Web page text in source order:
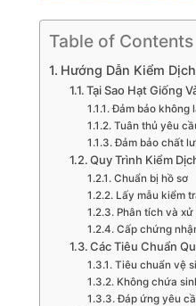
Table of Contents
Hướng Dẫn Kiểm
Tại Sao Hạt Giống
Đảm bảo không
Tuân thủ yêu
Đảm bảo chất
Quy Trình Kiểm
Chuẩn bị hồ sơ
Lấy mẫu kiểm
Phân tích và xử
Cấp chứng
Các Tiêu Chuẩn
Tiêu chuẩn vệ
Không chứa
Đáp ứng yêu